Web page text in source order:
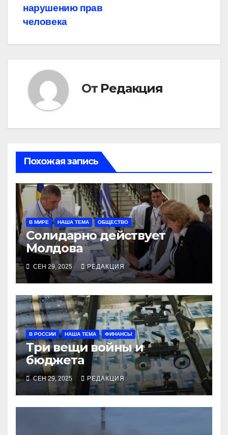
нарушению прав
человека
От Редакция
Похожая запись
В МИРЕ НАША ТЕМА ОБЩЕСТВО
Солидарно действует
Молдова
СЕН 29, 2025 РЕДАКЦИЯ
В РОССИИ НАША ТЕМА ФИНАНСЫ
Три вещи войны и
бюджета
СЕН 29, 2025 РЕДАКЦИЯ